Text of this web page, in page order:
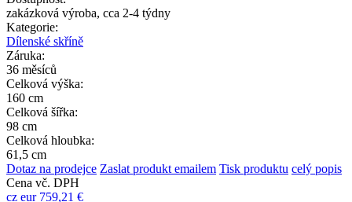
zakázková výroba, cca 2-4 týdny
Kategorie:
Dílenské skříně
Záruka:
36 měsíců
Celková výška:
160 cm
Celková šířka:
98 cm
Celková hloubka:
61,5 cm
Dotaz na prodejce Zaslat produkt emailem Tisk produktu celý popis
Cena vč. DPH
cz eur 759,21 €